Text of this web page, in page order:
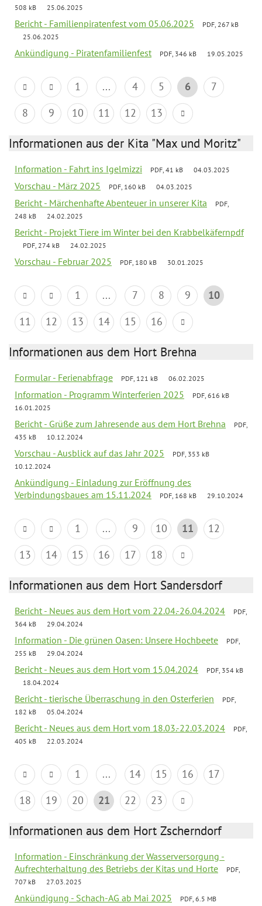
508 kB 25.06.2025
Bericht - Familienpiratenfest vom 05.06.2025
PDF, 267 kB
25.06.2025
Ankündigung - Piratenfamilienfest PDF, 346 kB 19.05.2025
1 ... 4 5 6
7
8
9 10 11 12 13
Informationen aus der Kita "Max und Moritz"
Information - Fahrt ins Igelmizzi PDF, 41 kB 04.03.2025
Vorschau - März 2025 PDF, 160 kB 04.03.2025
Bericht - Märchenhafte Abenteuer in unserer Kita
PDF,
248 kB
24.02.2025
Bericht - Projekt Tiere im Winter bei den Krabbelkäfernpdf
PDF, 274 kB 24.02.2025
Vorschau - Februar 2025 PDF, 180 kB 30.01.2025
1 ... 7 8 9
10
11
12 13 14 15 16
Informationen aus dem Hort Brehna
Formular - Ferienabfrage PDF, 121 kB 06.02.2025
Information - Programm Winterferien 2025
PDF, 616 kB
16.01.2025
Bericht - Grüße zum Jahresende aus dem Hort Brehna
PDF,
435 kB
10.12.2024
Vorschau - Ausblick auf das Jahr 2025
PDF, 353 kB
10.12.2024
Ankündigung - Einladung zur Eröffnung des
Verbindungsbaues am 15.11.2024
PDF, 168 kB 29.10.2024
1 ... 9 10 11
12
13
14 15 16 17 18
Informationen aus dem Hort Sandersdorf
Bericht - Neues aus dem Hort vom 22.04.-26.04.2024
PDF,
364 kB
29.04.2024
Information - Die grünen Oasen: Unsere Hochbeete
PDF,
255 kB
29.04.2024
Bericht - Neues aus dem Hort vom 15.04.2024
PDF, 354 kB
18.04.2024
Bericht - tierische Überraschung in den Osterferien
PDF,
182 kB
05.04.2024
Bericht - Neues aus dem Hort vom 18.03.-22.03.2024
PDF,
405 kB
22.03.2024
1 ... 14 15 16
17
18
19 20 21 22 23
Informationen aus dem Hort Zscherndorf
Information - Einschränkung der Wasserversorgung -
Aufrechterhaltung des Betriebs der Kitas und Horte
PDF,
707 kB
27.03.2025
Ankündigung - Schach-AG ab Mai 2025
PDF, 6.5 MB